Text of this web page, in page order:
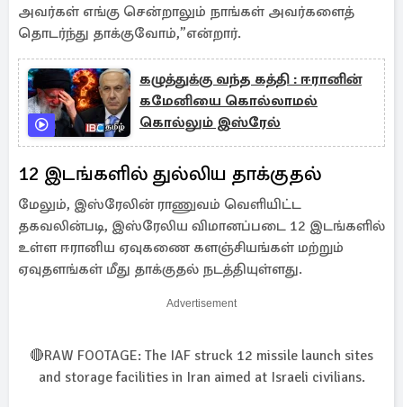
அவர்கள் எங்கு சென்றாலும் நாங்கள் அவர்களைத்
தொடர்ந்து தாக்குவோம்,”என்றார்.
கழுத்துக்கு வந்த கத்தி : ஈரானின்
கமேனியை கொல்லாமல்
கொல்லும் இஸ்ரேல்
12 இடங்களில் துல்லிய தாக்குதல்
மேலும், இஸ்ரேலின் ராணுவம் வெளியிட்ட
தகவலின்படி, இஸ்ரேலிய விமானப்படை 12 இடங்களில்
உள்ள ஈரானிய ஏவுகணை களஞ்சியங்கள் மற்றும்
ஏவுதளங்கள் மீது தாக்குதல் நடத்தியுள்ளது.
Advertisement
🔴RAW FOOTAGE: The IAF struck 12 missile launch sites
and storage facilities in Iran aimed at Israeli civilians.